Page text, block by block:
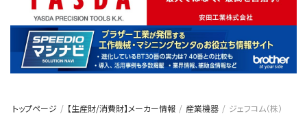
トップページ 【生産財/消費財】メーカー情報 産業機器 ジェフコム（株）